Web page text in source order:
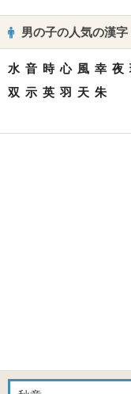
男の子の人気の漢字
水 音 時 心 風 幸 夜
双 示 英 羽 天 朱